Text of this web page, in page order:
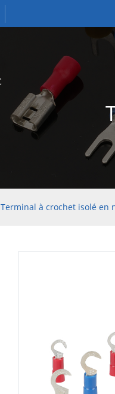
Terminal à crochet isolé en